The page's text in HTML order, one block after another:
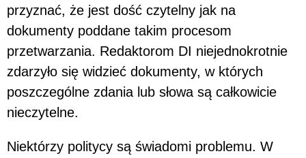
przyznać, że jest dość czytelny jak na
dokumenty poddane takim procesom
przetwarzania. Redaktorom DI niejednokrotnie
zdarzyło się widzieć dokumenty, w których
poszczególne zdania lub słowa są całkowicie
nieczytelne.
Niektórzy politycy są świadomi problemu. W